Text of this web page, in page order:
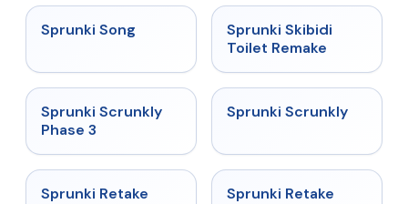
Sprunki Song ★
Sprunki Skibidi
Toilet Remake
★ 4.7
Sprunki Scrunkly
Phase 3
★ 4.7
Sprunki Scrunkly
★
Sprunki Retake
★
Sprunki Retake